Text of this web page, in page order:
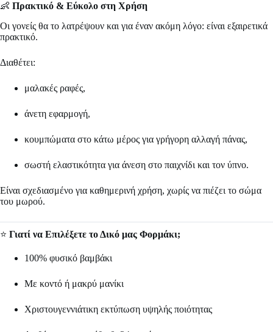
👶 Πρακτικό & Εύκολο στη Χρήση
Οι γονείς θα το λατρέψουν και για έναν ακόμη λόγο: είναι εξαιρετικά
πρακτικό.
Διαθέτει:
μαλακές ραφές,
άνετη εφαρμογή,
κουμπώματα στο κάτω μέρος για γρήγορη αλλαγή πάνας,
σωστή ελαστικότητα για άνεση στο παιχνίδι και τον ύπνο.
Είναι σχεδιασμένο για καθημερινή χρήση, χωρίς να πιέζει το σώμα
του μωρού.
⭐ Γιατί να Επιλέξετε το Δικό μας Φορμάκι;
100% φυσικό βαμβάκι
Με κοντό ή μακρύ μανίκι
Χριστουγεννιάτικη εκτύπωση υψηλής ποιότητας